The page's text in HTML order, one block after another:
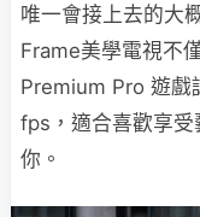
唯一會接上去的大
Frame美學電視不
Premium Pro 遊戲
fps，適合喜歡享受
你。